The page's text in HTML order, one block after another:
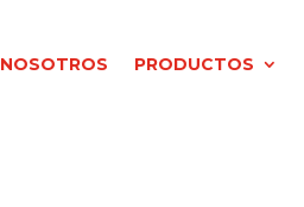
NOSOTROS PRODUCTOS